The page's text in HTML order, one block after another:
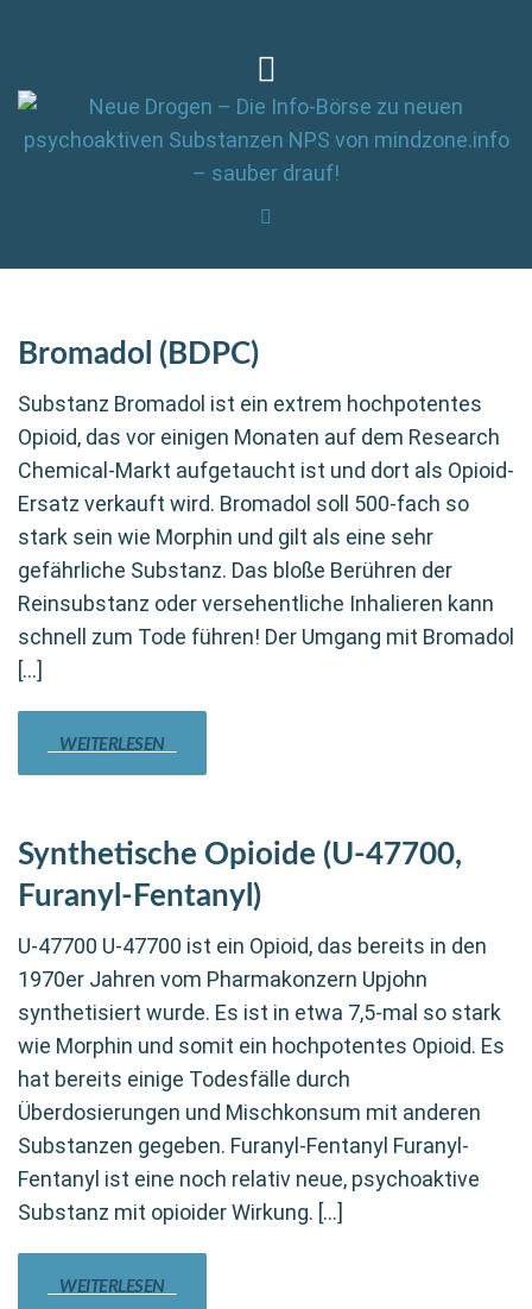
Bromadol (BDPC)
Substanz Bromadol ist ein extrem hochpotentes
Opioid, das vor einigen Monaten auf dem Research
Chemical-Markt aufgetaucht ist und dort als Opioid-
Ersatz verkauft wird. Bromadol soll 500-fach so
stark sein wie Morphin und gilt als eine sehr
gefährliche Substanz. Das bloße Berühren der
Reinsubstanz oder versehentliche Inhalieren kann
schnell zum Tode führen! Der Umgang mit Bromadol
[…]
WEITERLESEN
Synthetische Opioide (U-47700,
Furanyl-Fentanyl)
U-47700 U-47700 ist ein Opioid, das bereits in den
1970er Jahren vom Pharmakonzern Upjohn
synthetisiert wurde. Es ist in etwa 7,5-mal so stark
wie Morphin und somit ein hochpotentes Opioid. Es
hat bereits einige Todesfälle durch
Überdosierungen und Mischkonsum mit anderen
Substanzen gegeben. Furanyl-Fentanyl Furanyl-
Fentanyl ist eine noch relativ neue, psychoaktive
Substanz mit opioider Wirkung. […]
WEITERLESEN